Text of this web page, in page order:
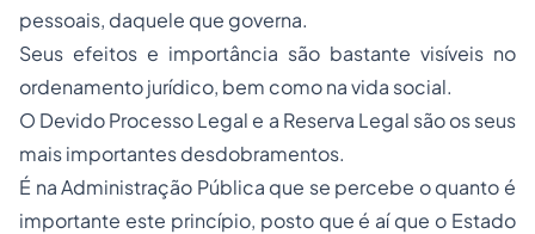
pessoais, daquele que governa.
Seus efeitos e importância são bastante visíveis no
ordenamento jurídico, bem como na vida social.
O DevidoProcessoLegal e a Reserva Legal são os seus
mais importantes desdobramentos.
É na Administração Pública que se percebe o quanto é
importante este princípio, posto que é aí que o Estado